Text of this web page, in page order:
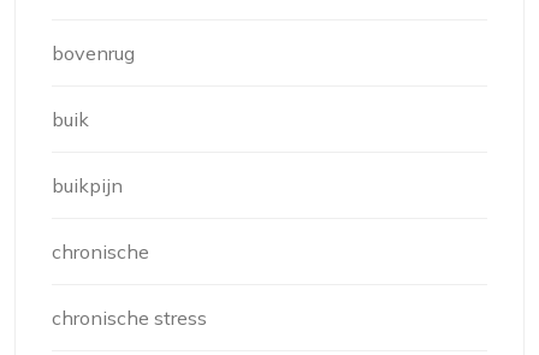
bovenrug
buik
buikpijn
chronische
chronische stress